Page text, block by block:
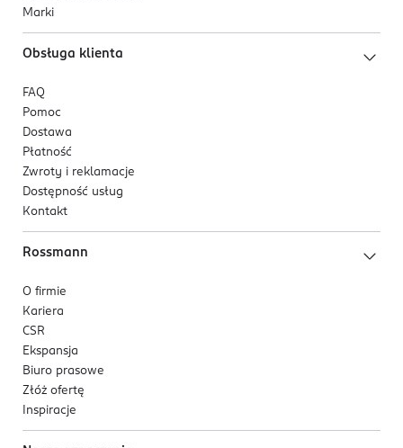
Marki
Obsługa klienta
FAQ
Pomoc
Dostawa
Płatność
Zwroty i reklamacje
Dostępność usług
Kontakt
Rossmann
O firmie
Kariera
CSR
Ekspansja
Biuro prasowe
Złóż ofertę
Inspiracje